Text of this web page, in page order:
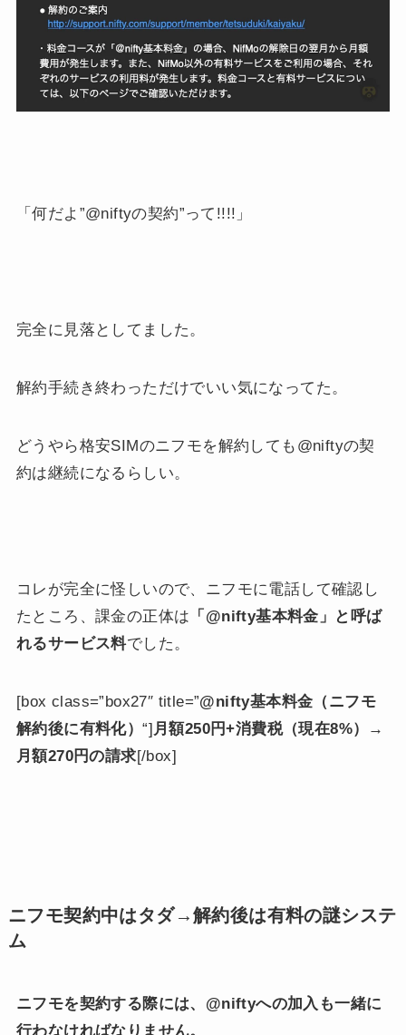
「何だよ”@niftyの契約”って!!!!」
完全に見落としてました。
解約手続き終わっただけでいい気になってた。
どうやら格安SIMのニフモを解約しても@niftyの契
約は継続になるらしい。
コレが完全に怪しいので、ニフモに電話して確認し
たところ、課金の正体は 「@nifty基本料金」と呼ば
れるサービス料でした。
[box class=”box27″ title=”@nifty基本料金（ニフモ
解約後に有料化）“]月額250円+消費税（現在8%）→
月額270円の請求[/box]
ニフモ契約中はタダ→解約後は有料の謎システ
ム
ニフモを契約する際には、@niftyへの加入も一緒に
行わなければなりません。